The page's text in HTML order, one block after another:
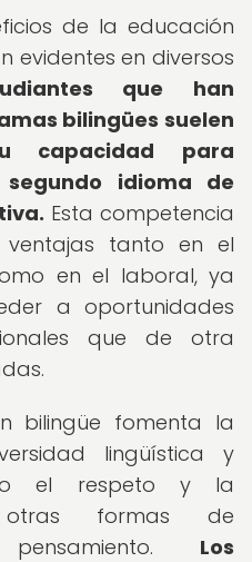
de la educación
evidentes en diversos
que han
bilingües suelen
capacidad para
idioma de
Esta competencia
ventajas tanto en el
en el laboral, ya
a oportunidades
que de otra
bilingüe fomenta la
lingüística y
el respeto y la
formas de
Los